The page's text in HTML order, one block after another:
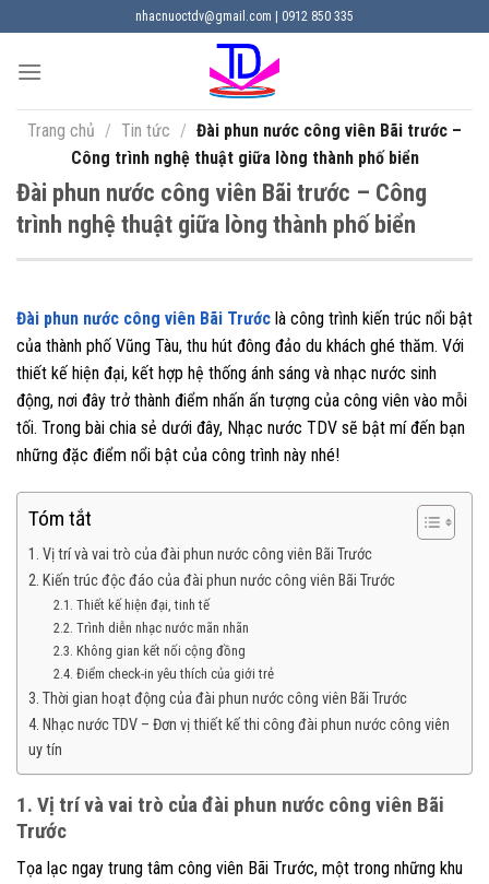
đến
nhacnuoctdv@gmail.com | 0912 850 335
Trang chủ / Tin tức / Đài phun nước công viên Bãi trước –
Công trình nghệ thuật giữa lòng thành phố biển
Đài phun nước công viên Bãi trước – Công
trình nghệ thuật giữa lòng thành phố biển
Đài phun nước công viên Bãi Trước là công trình kiến trúc nổi bật
của thành phố Vũng Tàu, thu hút đông đảo du khách ghé thăm. Với
thiết kế hiện đại, kết hợp hệ thống ánh sáng và nhạc nước sinh
động, nơi đây trở thành điểm nhấn ấn tượng của công viên vào mỗi
tối. Trong bài chia sẻ dưới đây, Nhạc nước TDV sẽ bật mí đến bạn
những đặc điểm nổi bật của công trình này nhé!
Tóm tắt
1. Vị trí và vai trò của đài phun nước công viên Bãi Trước
2. Kiến trúc độc đáo của đài phun nước công viên Bãi Trước
2.1. Thiết kế hiện đại, tinh tế
2.2. Trình diễn nhạc nước mãn nhãn
2.3. Không gian kết nối cộng đồng
2.4. Điểm check-in yêu thích của giới trẻ
3. Thời gian hoạt động của đài phun nước công viên Bãi Trước
4. Nhạc nước TDV – Đơn vị thiết kế thi công đài phun nước công viên
uy tín
1. Vị trí và vai trò của đài phun nước công viên Bãi
Trước
Tọa lạc ngay trung tâm công viên Bãi Trước, một trong những khu